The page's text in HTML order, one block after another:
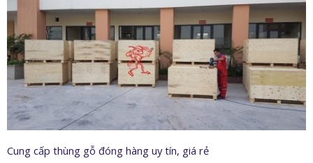
Closed wooden crates service nationwide